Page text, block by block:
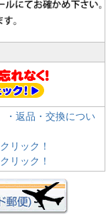
・返品・交換につい
リック！
リック！